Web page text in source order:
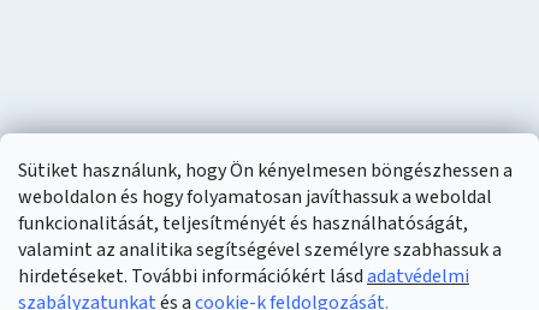
Sütiket használunk, hogy Ön kényelmesen böngészhessen a
weboldalon és hogy folyamatosan javíthassuk a weboldal
funkcionalitását, teljesítményét és használhatóságát,
valamint az analitika segítségével személyre szabhassuk a
hirdetéseket. További információkért lásdadatvédelmi
szabályzatunkatés acookie-k feldolgozását.